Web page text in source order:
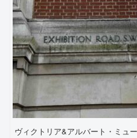
ヴィクトリア&アルバート・ミュ